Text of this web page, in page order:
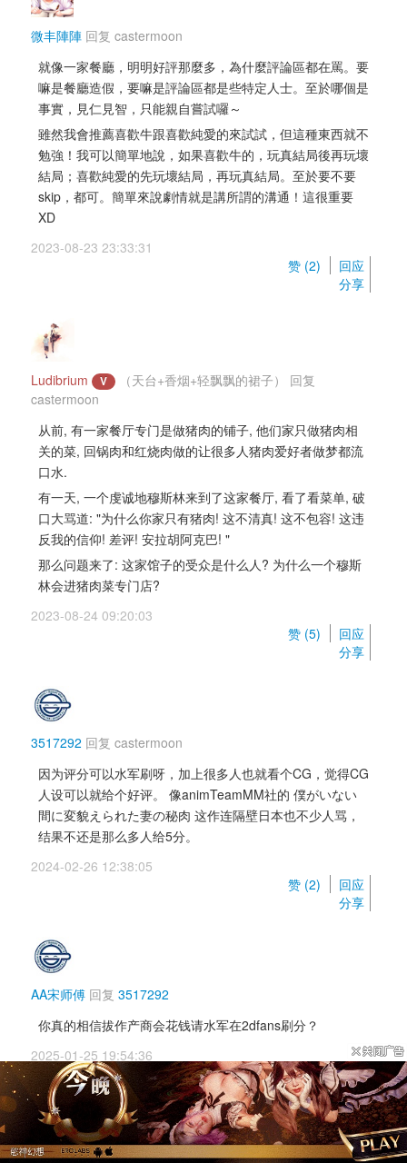
微丰陣陣 回复 castermoon
就像一家餐廳，明明好評那麼多，為什麼評論區都在罵。要
嘛是餐廳造假，要嘛是評論區都是些特定人士。至於哪個是
事實，見仁見智，只能親自嘗試囉～
雖然我會推薦喜歡牛跟喜歡純愛的來試試，但這種東西就不
勉強！我可以簡單地說，如果喜歡牛的，玩真結局後再玩壞
結局；喜歡純愛的先玩壞結局，再玩真結局。至於要不要
skip，都可。簡單來說劇情就是講所謂的溝通！這很重要
XD
2023-08-23 23:33:31
赞 (2)
回应
分享
Ludibrium V （天台+香烟+轻飘飘的裙子）
回复
castermoon
从前, 有一家餐厅专门是做猪肉的铺子, 他们家只做猪肉相
关的菜, 回锅肉和红烧肉做的让很多人猪肉爱好者做梦都流
口水.
有一天, 一个虔诚地穆斯林来到了这家餐厅, 看了看菜单, 破
口大骂道: "为什么你家只有猪肉! 这不清真! 这不包容! 这违
反我的信仰! 差评! 安拉胡阿克巴! "
那么问题来了: 这家馆子的受众是什么人? 为什么一个穆斯
林会进猪肉菜专门店?
2023-08-24 09:20:03
赞 (5)
回应
分享
3517292 回复 castermoon
因为评分可以水军刷呀，加上很多人也就看个CG，觉得CG
人设可以就给个好评。 像animTeamMM社的 僕がいない
間に変貌えられた妻の秘肉 这作连隔壁日本也不少人骂，
结果不还是那么多人给5分。
2024-02-26 12:38:05
赞 (2)
回应
分享
AA宋师傅 回复 3517292
你真的相信拔作产商会花钱请水军在2dfans刷分？
2025-01-25 19:54:36
赞 (1)
回应
分享